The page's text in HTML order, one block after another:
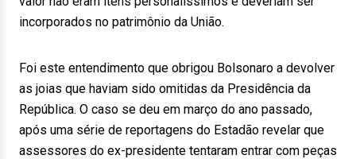
incorporados no patrimônio da União.
Foi este entendimento que obrigou Bolsonaro a devolver
as joias que haviam sido omitidas da Presidência da
República. O caso se deu em março do ano passado,
após uma série de reportagens do Estadão revelar que
assessores do ex-presidente tentaram entrar com peças